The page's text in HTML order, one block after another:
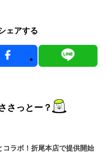
ェアする
さっとー？
コラボ！折尾本店で提供開始